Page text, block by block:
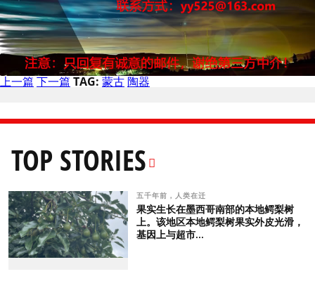
上一篇下一篇TAG:蒙古陶器
TOP STORIES
五千年前，人类在迁
果实生长在墨西哥南部的本地鳄梨树
上。该地区本地鳄梨树果实外皮光滑，
基因上与超市...